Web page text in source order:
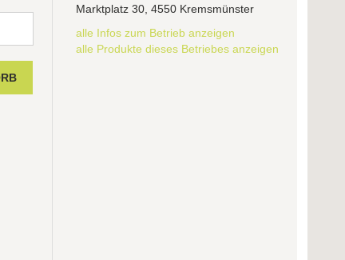
Marktplatz 30, 4550 Kremsmünster
alle Infos zum Betrieb anzeigen
alle Produkte dieses Betriebes anzeigen